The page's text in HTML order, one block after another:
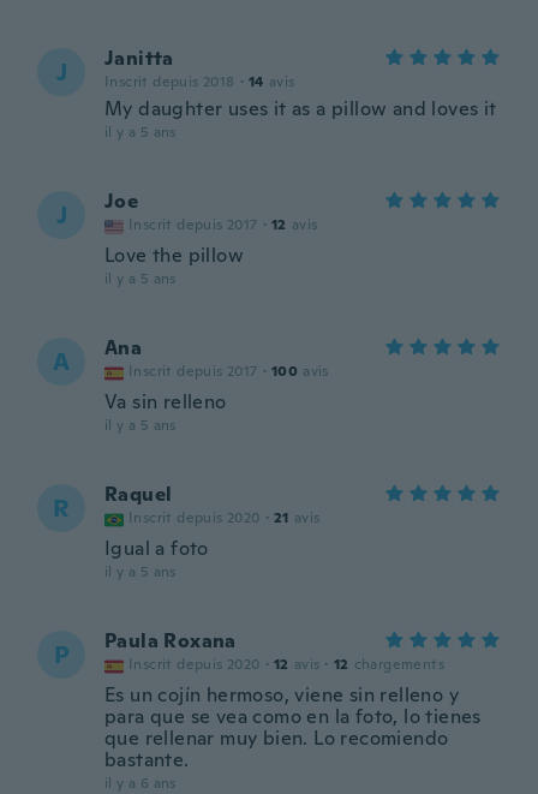
J Janitta
Inscrit depuis 2018 · 14 avis
My daughter uses it as a pillow and loves it
il y a 5 ans
J Joe
Inscrit depuis 2017 · 12 avis
Love the pillow
il y a 5 ans
A Ana
Inscrit depuis 2017 · 100 avis
Va sin relleno
il y a 5 ans
R Raquel
Inscrit depuis 2020 · 21 avis
Igual a foto
il y a 5 ans
P Paula Roxana
Inscrit depuis 2020 · 12 avis · 12 chargements
Es un cojín hermoso, viene sin relleno y
para que se vea como en la foto, lo tienes
que rellenar muy bien. Lo recomiendo
bastante.
il y a 6 ans